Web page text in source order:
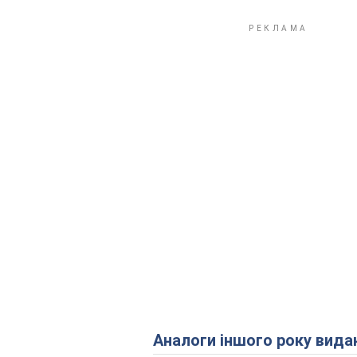
Аналоги іншого року